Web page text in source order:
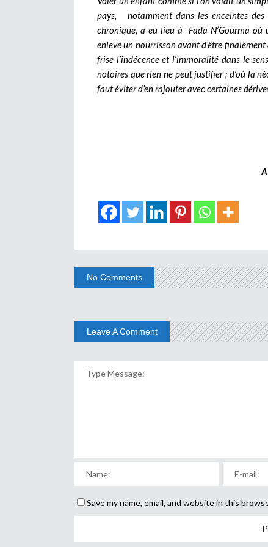
pays, notamment dans les enceintes
chronique, a eu lieu à Fada N’Gourma où
enlevé un nourrisson avant d’être
frise l’indécence et l’immoralité dans le
notoires que rien ne peut justifier ; d’où la
faut éviter d’en rajouter avec certaines
No Comments
Leave A Comment
Save my name, email, and website in this